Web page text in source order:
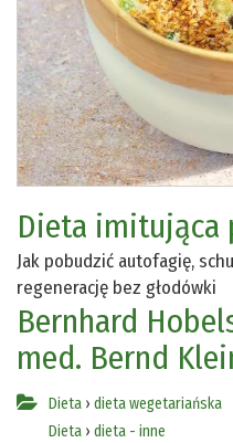
Dieta imitująca
Jak pobudzić autofagię,
regenerację bez głodówki
Bernhard
med. Bernd
Dieta › dieta wegetariańska
Dieta › dieta - inne